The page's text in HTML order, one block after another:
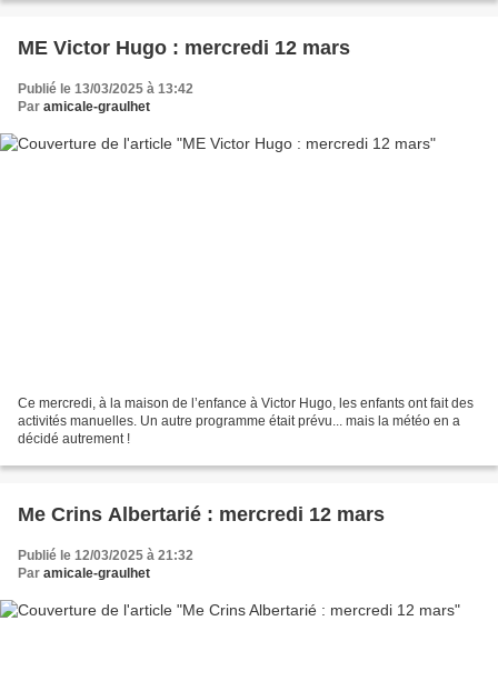
ME Victor Hugo : mercredi 12 mars
Publié le 13/03/2025 à 13:42
Par amicale-graulhet
Ce mercredi, à la maison de l’enfance à Victor Hugo, les enfants ont fait des
activités manuelles. Un autre programme était prévu... mais la météo en a
décidé autrement !
Me Crins Albertarié : mercredi 12 mars
Publié le 12/03/2025 à 21:32
Par amicale-graulhet